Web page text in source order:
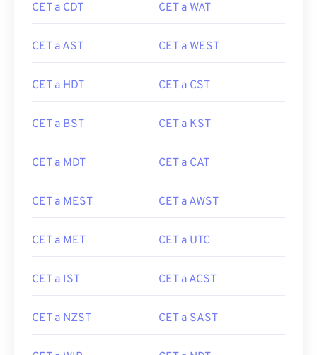
CET a CDT CET a WAT
CET a AST CET a WEST
CET a HDT CET a CST
CET a BST CET a KST
CET a MDT CET a CAT
CET a MEST CET a AWST
CET a MET CET a UTC
CET a IST CET a ACST
CET a NZST CET a SAST